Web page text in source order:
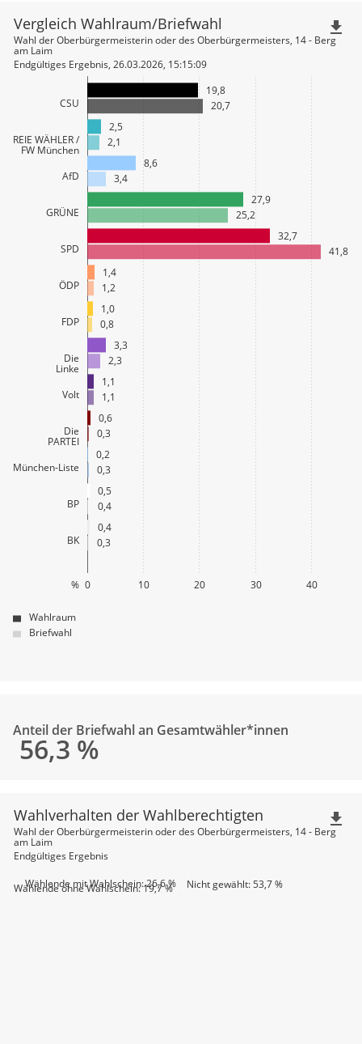
CSU
FREIE WÄHLER /
FW München
AfD
GRÜNE
SPD
ÖDP
FDP
Die
Linke
Volt
Die
PARTEI
München-Liste
BP
BK
0 10 20 30 40
%
20,7
2,1
3,4
25,2
41,8
1,2
0,8
2,3
1,1
0,3
0,3
0,4
0,3
19,8
2,5
8,6
27,9
32,7
1,4
1,0
3,3
1,1
0,6
0,2
0,5
0,4
Vergleich Wahlraum/Briefwahl
Wahl der Oberbürgermeisterin oder des Oberbürgermeisters, 14 - Berg
am Laim
Endgültiges Ergebnis, 26.03.2026, 15:15:09
Wahlraum
Briefwahl
file_download
Anteil der Briefwahl an Gesamtwähler*innen
56,3 %
Wählende ohne Wahlschein: 19,7 %
Wählende mit Wahlschein: 26,6 % Nicht gewählt: 53,7 %
Wahlverhalten der Wahlberechtigten
Wahl der Oberbürgermeisterin oder des Oberbürgermeisters, 14 - Berg
am Laim
Endgültiges Ergebnis
file_download